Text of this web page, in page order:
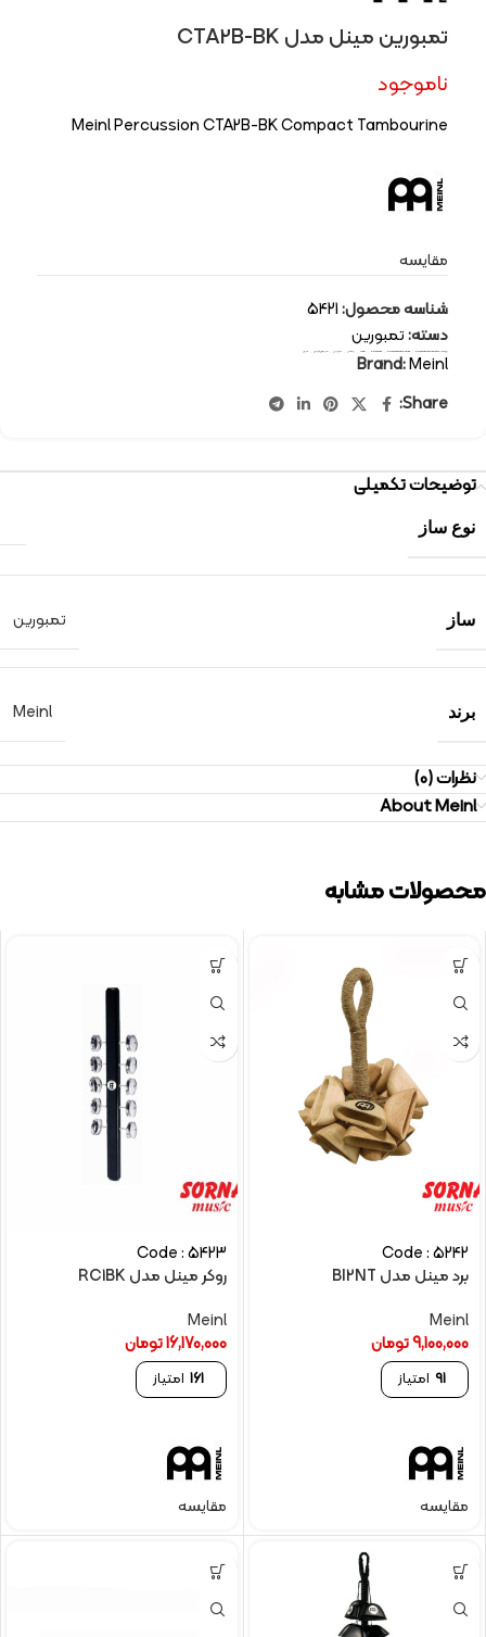
تمبورین مینل مدل CTA2B-BK
ناموجود
Meinl Percussion CTA2B-BK Compact Tambourine
مقایسه
شناسه محصول:5421
دسته:تمبورین
برچسب: Meinl percussion percussion tambourine percussion-instruments پرکاشن تمبورین سازهای کوبه ای مینل
Brand:Meinl
Share:
توضیحات تکمیلی
نوع ساز
ساز تمبورین
برند Meinl
نظرات (0)
About Meinl
محصولات مشابه
Code : 5242
برد مینل مدل BI2NT
Meinl
9,100,000تومان
91 امتیاز
مقایسه
Code : 5423
روکر مینل مدل RC1BK
Meinl
16,170,000تومان
161 امتیاز
مقایسه